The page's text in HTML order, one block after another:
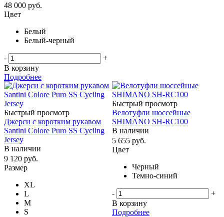
48 000 руб.
Цвет
Белый
Белый-черный
-
+
В корзину
Подробнее
Быстрый просмотр
Джерси с коротким рукавом
Santini Colore Puro SS Cycling
Jersey
В наличии
9 120 руб.
Размер
XL
L
M
S
Быстрый просмотр
Велотуфли шоссейные
SHIMANO SH-RC100
В наличии
5 655 руб.
Цвет
Черный
Темно-синий
-
+
В корзину
Подробнее